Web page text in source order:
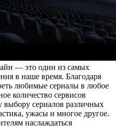
— это один из самых
в наше время. Благодаря
любимые сериалы в любое
количество сервисов
сериалов различных
ужасы и многое другое.
наслаждаться